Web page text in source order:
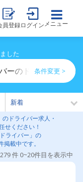
員登録ログイン メニュー
した
ーのドライバー求人
条件変更 >
ドライバー求人・
せください！
ライバー」の
載中です。
279 件 0~20件目を表示中